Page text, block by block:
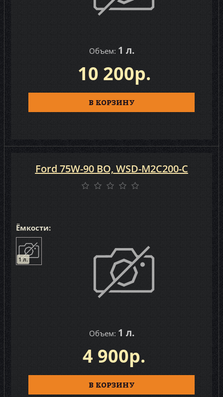
Объем: 1 л.
10 200р.
В КОРЗИНУ
Ёмкости:
1 л.
Объем: 1 л.
Ford 75W-90 BO, WSD-M2C200-C
4 900р.
В КОРЗИНУ